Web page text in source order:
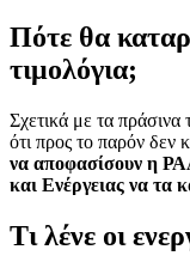
Πότε θα
τιμολόγια;
Σχετικά με τα πράσινα
ότι προς το παρόν δεν
να αποφασίσουν η
και Ενέργειας να τα
Τι λένε οι